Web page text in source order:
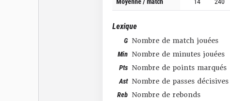
Lexique
G Nombre de match jouées
Min Nombre de minutes jouées
Pts Nombre de points marqués
Ast Nombre de passes décisives
Reb Nombre de rebonds